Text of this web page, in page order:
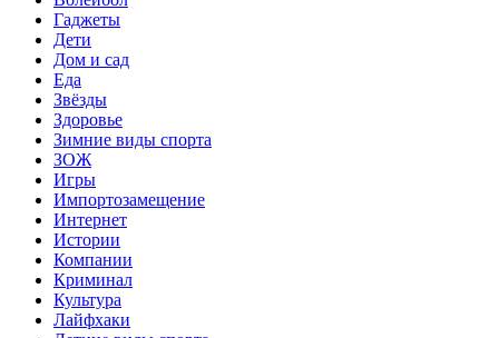
Гаджеты
Дети
Дом и сад
Еда
Звёзды
Здоровье
Зимние виды спорта
ЗОЖ
Игры
Импортозамещение
Интернет
Истории
Компании
Криминал
Культура
Лайфхаки